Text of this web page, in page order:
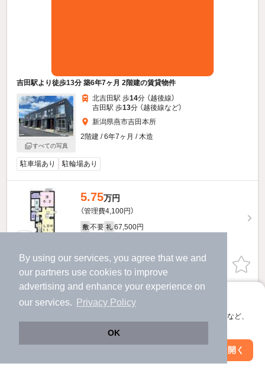
By using our services, you agree that we and
our partners use cookies to improve
advertising and enhance your experience on
our services.
Privacy Policy
OK
アプリに切り替えて、サクサクお部屋探し
会員登録なしですぐ使える。マップ検索やお気に入り保存など、
アプリを開く
吉田駅より徒歩13分 築6年7ヶ月 2階建の賃貸物件
すべての写真
北吉田駅 歩14分 （越後線）
吉田駅 歩13分 （越後線など）
新潟県燕市吉田本所
2階建 / 6年7ヶ月 / 木造
駐車場あり 駐輪場あり
5.75万円
（管理費4,100円）
敷 不要 礼 67,500円
お問い合わせ
提供
絞り込み条件を変更